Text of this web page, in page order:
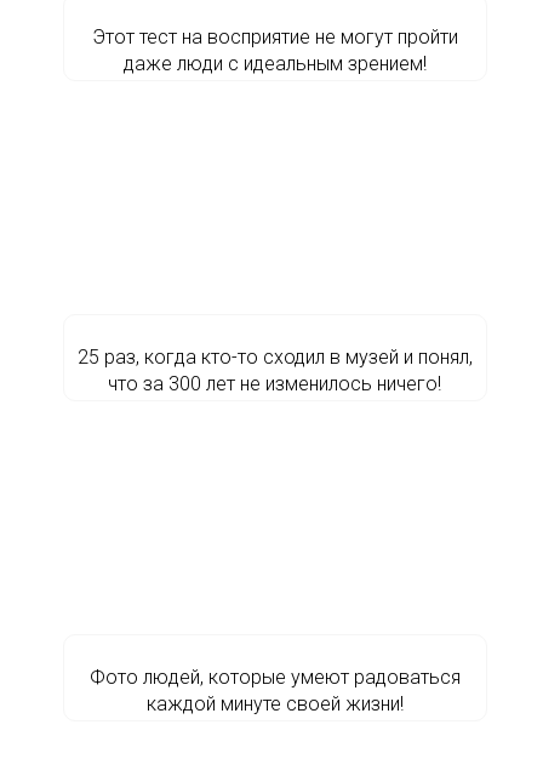
Этот тест на восприятие не могут пройти
даже люди с идеальным зрением!
25 раз, когда кто-то сходил в музей и понял,
что за 300 лет не изменилось ничего!
Фото людей, которые умеют радоваться
каждой минуте своей жизни!